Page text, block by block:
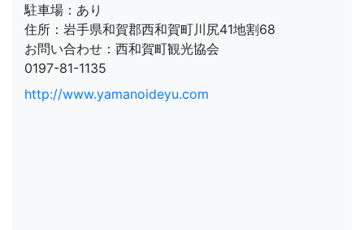
駐車場：あり
住所：岩手県和賀郡西和賀町川尻41地割68
お問い合わせ：西和賀町観光協会
0197-81-1135
http://www.yamanoideyu.com